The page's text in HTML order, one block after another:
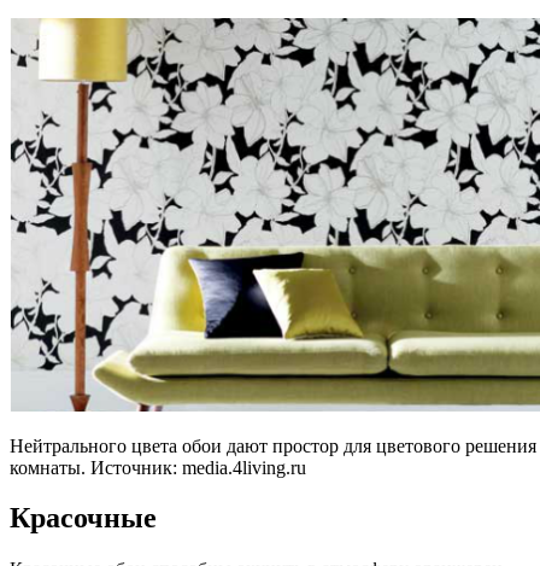
Нейтрального цвета обои дают простор для цветового
комнаты. Источник: media.4living.ru
Красочные